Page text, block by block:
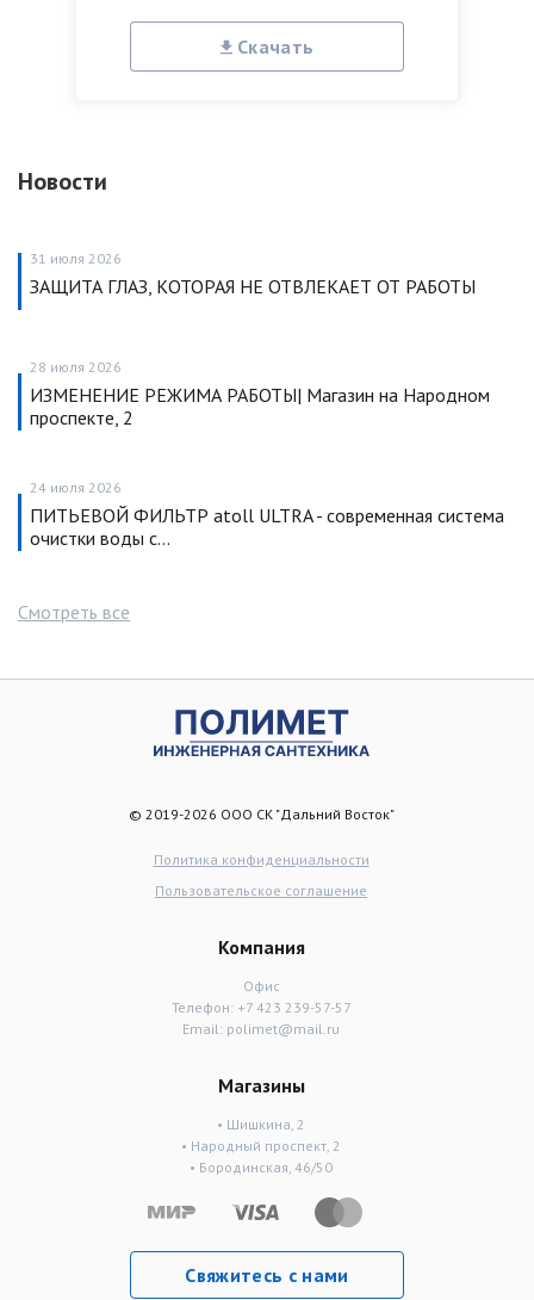
Скачать
Новости
31 июля 2026
ЗАЩИТА ГЛАЗ, КОТОРАЯ НЕ ОТВЛЕКАЕТ ОТ РАБОТЫ
28 июля 2026
ИЗМЕНЕНИЕ РЕЖИМА РАБОТЫ| Магазин на Народном
проспекте, 2
24 июля 2026
ПИТЬЕВОЙ ФИЛЬТР atoll ULTRA - современная система
очистки воды с…
Смотреть все
© 2019-2026 ООО СК "Дальний Восток"
Политика конфиденциальности
Пользовательское соглашение
Компания
Офис
Телефон: +7 423 239-57-57
Email: polimet@mail.ru
Магазины
• Шишкина, 2
• Народный проспект, 2
• Бородинская, 46/50
Свяжитесь с нами